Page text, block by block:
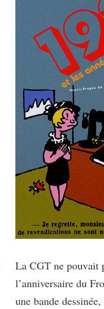
La CGT ne pouvait
l’anniversaire du
une bande